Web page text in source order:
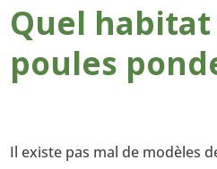
Quel
poules
Il existe pas mal de modèles